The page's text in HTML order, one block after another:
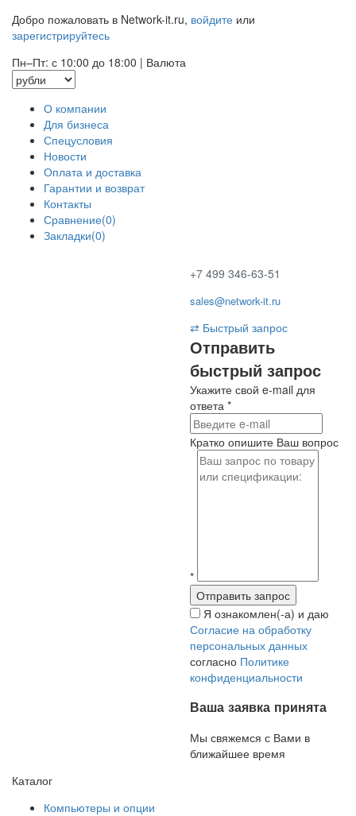
Добро пожаловать в Network-it.ru, войдите или
зарегистрируйтесь
Пн–Пт: с 10:00 до 18:00 | Валюта
О компании
Для бизнеса
Спецусловия
Новости
Оплата и доставка
Гарантии и возврат
Контакты
Сравнение(0)
Закладки(0)
+7 499 346-63-51
sales@network-it.ru
⇄ Быстрый запрос
Отправить
быстрый запрос
Укажите свой e-mail для
ответа *
Кратко опишите Ваш вопрос
*
Я ознакомлен(-а) и даю
Согласие на обработку
персональных данных
согласно Политике
конфиденциальности
Ваша заявка принята
Мы свяжемся с Вами в
ближайшее время
Каталог
Компьютеры и опции